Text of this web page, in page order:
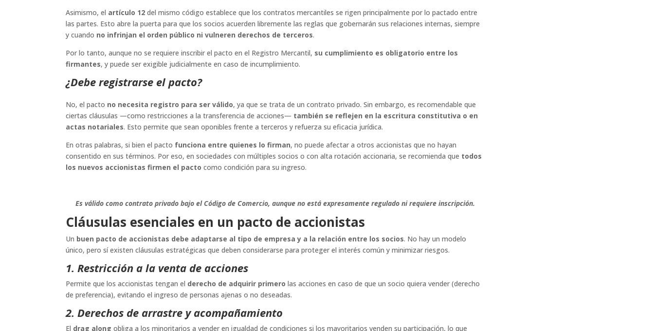
Asimismo, el artículo 12 del mismo código establece que los contratos mercantiles se rigen principalmente por lo pactado entre
las partes. Esto abre la puerta para que los socios acuerden libremente las reglas que gobernarán sus relaciones internas, siempre
y cuando no infrinjan el orden público ni vulneren derechos de terceros.
Por lo tanto, aunque no se requiere inscribir el pacto en el Registro Mercantil, su cumplimiento es obligatorio entre los
firmantes, y puede ser exigible judicialmente en caso de incumplimiento.
¿Debe registrarse el pacto?
No, el pacto no necesita registro para ser válido, ya que se trata de un contrato privado. Sin embargo, es recomendable que
ciertas cláusulas —como restricciones a la transferencia de acciones— también se reflejen en la escritura constitutiva o en
actas notariales. Esto permite que sean oponibles frente a terceros y refuerza su eficacia jurídica.
En otras palabras, si bien el pacto funciona entre quienes lo firman, no puede afectar a otros accionistas que no hayan
consentido en sus términos. Por eso, en sociedades con múltiples socios o con alta rotación accionaria, se recomienda que todos
los nuevos accionistas firmen el pacto como condición para su ingreso.
Es válido como contrato privado bajo el Código de Comercio, aunque no está expresamente regulado ni requiere inscripción.
Cláusulas esenciales en un pacto de accionistas
Un buen pacto de accionistas debe adaptarse al tipo de empresa y a la relación entre los socios. No hay un modelo
único, pero sí existen cláusulas estratégicas que deben considerarse para proteger el interés común y minimizar riesgos.
1. Restricción a la venta de acciones
Permite que los accionistas tengan el derecho de adquirir primero las acciones en caso de que un socio quiera vender (derecho
de preferencia), evitando el ingreso de personas ajenas o no deseadas.
2. Derechos de arrastre y acompañamiento
El drag along obliga a los minoritarios a vender en igualdad de condiciones si los mayoritarios venden su participación, lo que